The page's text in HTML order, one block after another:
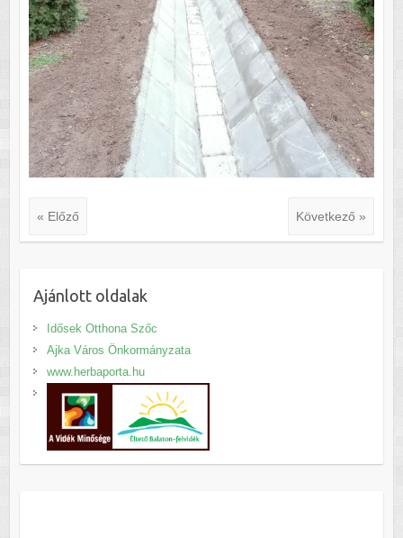
« Előző Következő »
Ajánlott oldalak
Idősek Otthona Szőc
Ajka Város Önkormányzata
www.herbaporta.hu